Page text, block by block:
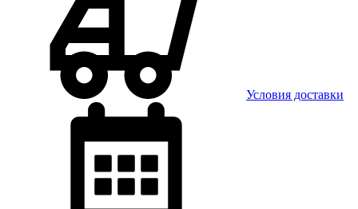
Условия доставки